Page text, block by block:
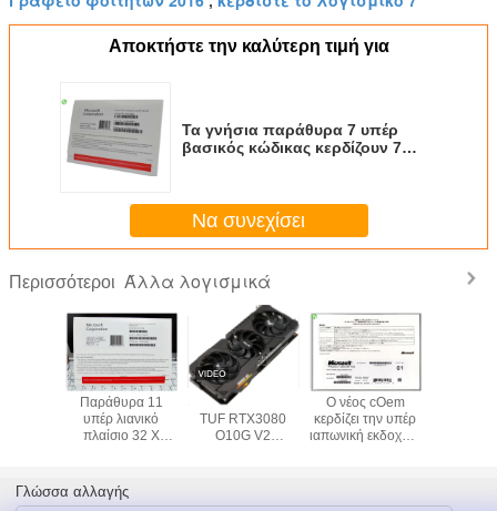
Αποκτήστε την καλύτερη τιμή για
Τα γνήσια παράθυρα 7 υπέρ
βασικός κώδικας κερδίζουν 7
πακέτο cOem Pacakge
Να συνεχίσει
Περισσότεροι Άλλα λογισμικά
Παράθυρα 11
υπέρ λιανικό
πλαίσιο 32 Χ
εξηντατετράμπιτο
Suitable for ASUS
TUF RTX3080
O10G V2
Ο νέος cOem
κερδίζει την υπέρ
ιαπωνική εκδοχή 7
εξουσιοδότηση
Γλώσσα αλλαγής